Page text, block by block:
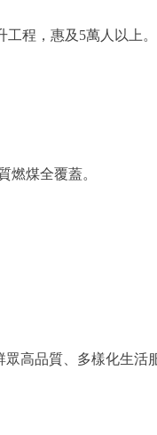
程，惠及5萬人以上。
煤全覆蓋。
高品質、多樣化生活